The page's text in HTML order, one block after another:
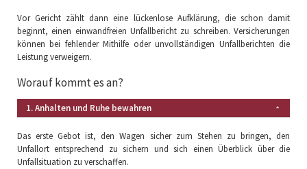
Vor Gericht zählt dann eine lückenlose Aufklärung, die schon damit
beginnt, einen einwandfreien Unfallbericht zu schreiben. Versicherungen
können bei fehlender Mithilfe oder unvollständigen Unfallberichten die
Leistung verweigern.
Worauf kommt es an?
1. Anhalten und Ruhe bewahren
Das erste Gebot ist, den Wagen sicher zum Stehen zu bringen, den
Unfallort entsprechend zu sichern und sich einen Überblick über die
Unfallsituation zu verschaffen.